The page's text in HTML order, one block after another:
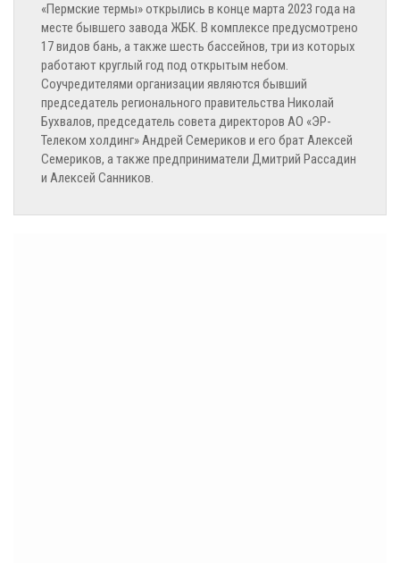
«Пермские термы» открылись в конце марта 2023 года на
месте бывшего завода ЖБК. В комплексе предусмотрено
17 видов бань, а также шесть бассейнов, три из которых
работают круглый год под открытым небом.
Соучредителями организации являются бывший
председатель регионального правительства Николай
Бухвалов, председатель совета директоров АО «ЭР-
Телеком холдинг» Андрей Семериков и его брат Алексей
Семериков, а также предприниматели Дмитрий Рассадин
и Алексей Санников.